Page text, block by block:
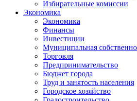
Избирательные комиссии
Экономика
Экономика
Финансы
Инвестиции
Муниципальная
Торговля
Предпринимательство
Бюджет города
Труд и занятость населения
Городское хозяйство